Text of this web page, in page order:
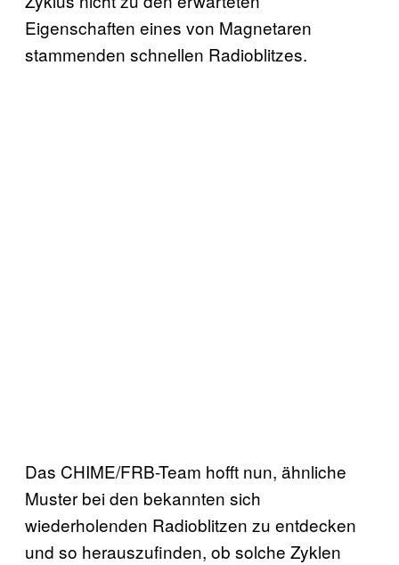
Eigenschaften eines von Magnetaren
stammenden schnellen Radioblitzes.
Das CHIME/FRB-Team hofft nun, ähnliche
Muster bei den bekannten sich
wiederholenden Radioblitzen zu entdecken
und so herauszufinden, ob solche Zyklen